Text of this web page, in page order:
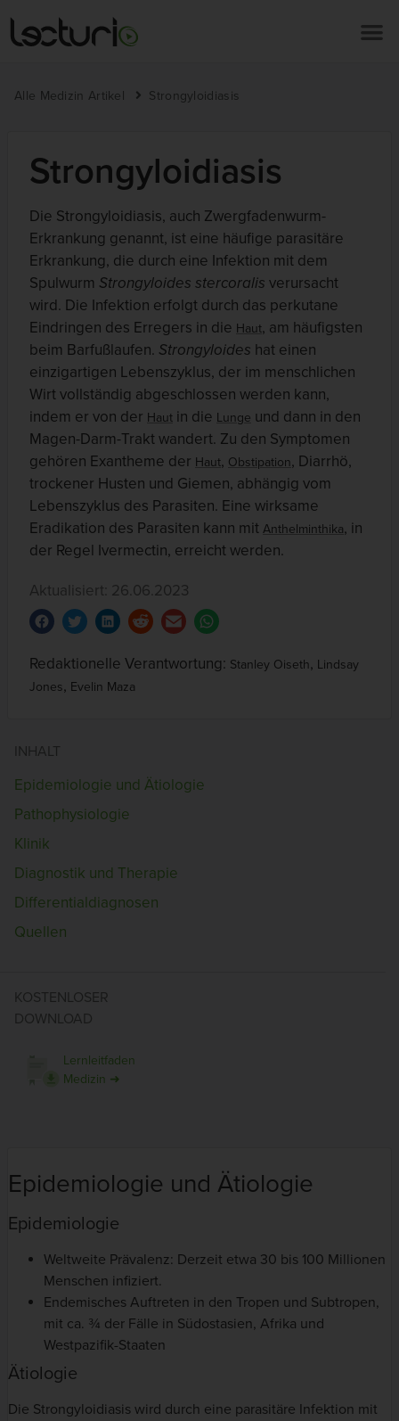
Alle Medizin Artikel Strongyloidiasis
Strongyloidiasis
Die Strongyloidiasis, auch Zwergfadenwurm-
Erkrankung genannt, ist eine häufige parasitäre
Erkrankung, die durch eine Infektion mit dem
Spulwurm Strongyloides stercoralis verursacht
wird. Die Infektion erfolgt durch das perkutane
Eindringen des Erregers in die Haut, am häufigsten
beim Barfußlaufen. Strongyloides hat einen
einzigartigen Lebenszyklus, der im menschlichen
Wirt vollständig abgeschlossen werden kann,
indem er von der Haut in die Lunge und dann in den
Magen-Darm-Trakt wandert. Zu den Symptomen
gehören Exantheme der Haut, Obstipation, Diarrhö,
trockener Husten und Giemen, abhängig vom
Lebenszyklus des Parasiten. Eine wirksame
Eradikation des Parasiten kann mit Anthelminthika, in
der Regel Ivermectin, erreicht werden.
Aktualisiert: 26.06.2023
Redaktionelle Verantwortung: Stanley Oiseth, Lindsay
Jones, Evelin Maza
INHALT
Epidemiologie und Ätiologie
Pathophysiologie
Klinik
Diagnostik und Therapie
Differentialdiagnosen
Quellen
KOSTENLOSER
DOWNLOAD
Lernleitfaden
Medizin ➜
Epidemiologie und Ätiologie
Epidemiologie
Weltweite Prävalenz: Derzeit etwa 30 bis 100 Millionen
Menschen infiziert.
Endemisches Auftreten in den Tropen und Subtropen,
mit ca. ¾ der Fälle in Südostasien, Afrika und
Westpazifik-Staaten
Ätiologie
Die Strongyloidiasis wird durch eine parasitäre Infektion mit